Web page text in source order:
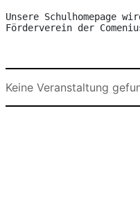
Unsere Schulhomepage
Förderverein der
Keine Veranstaltung